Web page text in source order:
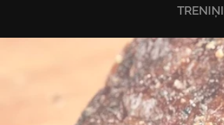
TRENIŅI